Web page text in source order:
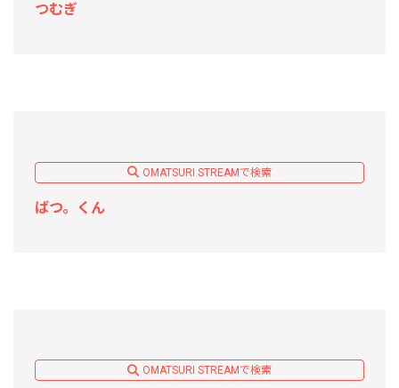
つむぎ
OMATSURI STREAMで検索
ばつ。くん
OMATSURI STREAMで検索